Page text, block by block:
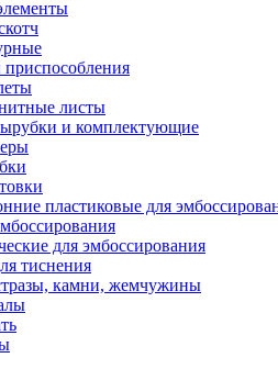
листы
и комплектующие
пластиковые для
для эмбоссирования
тиснения
камни, жемчужины